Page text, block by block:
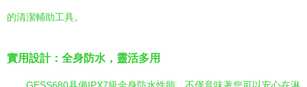
的清潔輔助工具。
實用設計：全身防水，靈活多用